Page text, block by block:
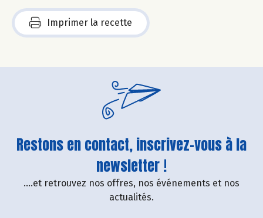
Imprimer la recette
Restons en contact, inscrivez-vous à la
newsletter !
....et retrouvez nos offres, nos événements et nos
actualités.